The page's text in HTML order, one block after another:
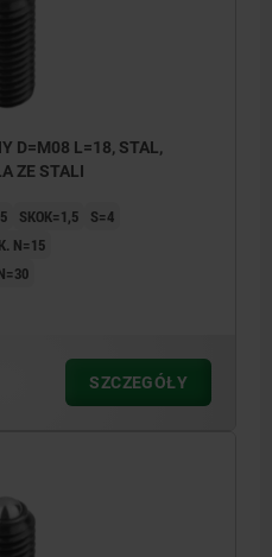
D=M08 L=18, STAL,
ZE STALI
SKOK=1,5
S=4
N=15
SZCZEGÓŁY